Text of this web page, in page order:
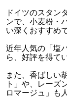
ドイツのスタン
ンで、小麦粉・
い深くおすすめ
近年人気の「塩
ら、好評を得て
また、香ばしい
ト」や、レーズ
ロマージュ」も